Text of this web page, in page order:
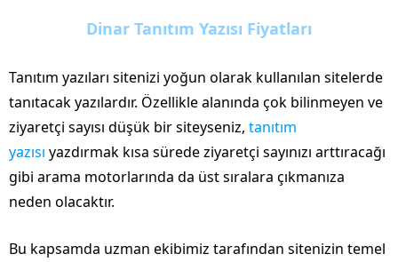
Dinar Tanıtım Yazısı Fiyatları
Tanıtım yazıları sitenizi yoğun olarak kullanılan sitelerde
tanıtacak yazılardır. Özellikle alanında çok bilinmeyen ve
ziyaretçi sayısı düşük bir siteyseniz, tanıtım
yazısı yazdırmak kısa sürede ziyaretçi sayınızı arttıracağı
gibi arama motorlarında da üst sıralara çıkmanıza
neden olacaktır.
Bu kapsamda uzman ekibimiz tarafından sitenizin temel